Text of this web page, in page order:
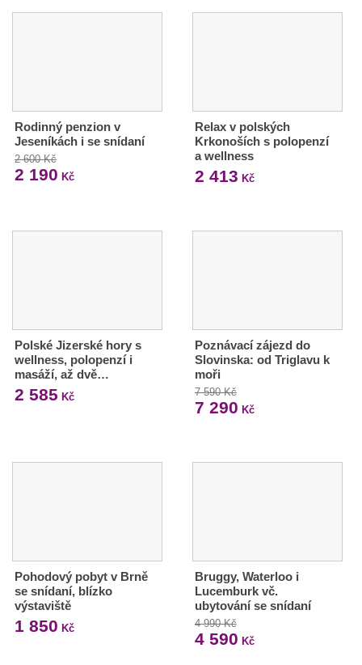
Rodinný penzion v
Jeseníkách i se snídaní
2 600 Kč
2 190 Kč
Relax v polských
Krkonoších s polopenzí
a wellness
2 413 Kč
Polské Jizerské hory s
wellness, polopenzí i
masáží, až dvě…
2 585 Kč
Poznávací zájezd do
Slovinska: od Triglavu k
moři
7 590 Kč
7 290 Kč
Pohodový pobyt v Brně
se snídaní, blízko
výstaviště
1 850 Kč
Bruggy, Waterloo i
Lucemburk vč.
ubytování se snídaní
4 990 Kč
4 590 Kč